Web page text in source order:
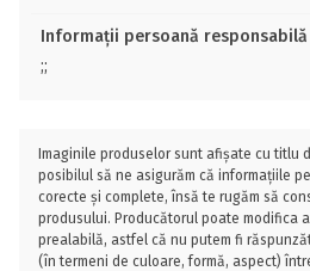
Informații persoană responsabilă
;;
Imaginile produselor sunt afișate cu titlu
posibilul să ne asigurăm că informațiile
corecte și complete, însă te rugăm să
produsului. Producătorul poate modifica
prealabilă, astfel că nu putem fi
(în termeni de culoare, formă, aspect)